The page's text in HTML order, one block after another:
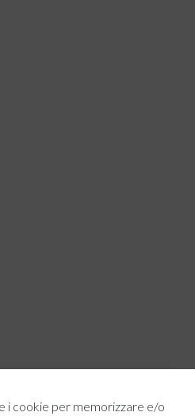
i cookie per memorizzare e/o